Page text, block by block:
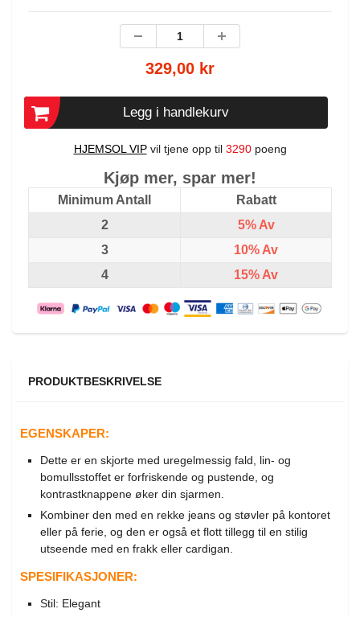
329,00 kr
Legg i handlekurv
HJEMSOL VIP vil tjene opp til 3290 poeng
Kjøp mer, spar mer!
Minimum Antall
Rabatt
2
5% Av
3
10% Av
4
15% Av
PRODUKTBESKRIVELSE
EGENSKAPER:
Dette er en skjorte med uregelmessig fald, lin- og
bomullsstoffet er forfriskende og pustende, og
kontrastknappene øker din sjarmen.
Kombiner den med en rekke jeans og støvler på kontoret
eller på ferie, og den er også et flott tillegg til en stilig
utseende med en frakk eller cardigan.
SPESIFIKASJONER:
Stil: Elegant